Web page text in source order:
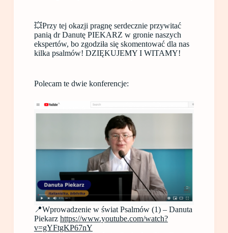
💥Przy tej okazji pragnę serdecznie przywitać
panią dr Danutę PIEKARZ w gronie naszych
ekspertów, bo zgodziła się skomentować dla nas
kilka psalmów! DZIĘKUJEMY I WITAMY!
Polecam te dwie konferencje:
📍Wprowadzenie w świat Psalmów (1) – Danuta
Piekarz https://www.youtube.com/watch?
v=gYFtgKP67nY